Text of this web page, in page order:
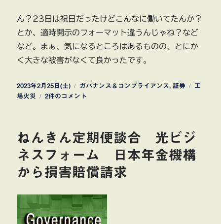
ん？23日は祝日だったけどこんなに働いてたんか？
とか、適時開示のフォーマット違うんじゃね？など
など。まぁ、気になるところはあるものの、とにか
く大きな被害がなくて良かったです。
投
稿
2023年2月25日(土)
カ
テ
ガバナンス＆コンプライアンス, 証券
タ
工
場火災
SMC
社
石
第
一
で
火
2件のコメント
ねんきん定期便談合 光ビジ
ネスフォーム 日本年金機構
から損害賠償請求